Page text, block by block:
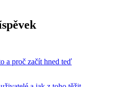
a proč začít hned teď